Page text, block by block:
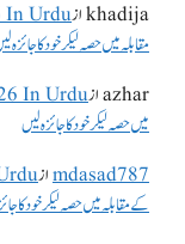
khadijaاز
مقابلہ میں حصہ لیکر خود کا جائزہ
azharاز
میں حصہ لیکر خود کا جائزہ لیں
mdasad787از
کے مقابلہ میں حصہ لیکر خود کا